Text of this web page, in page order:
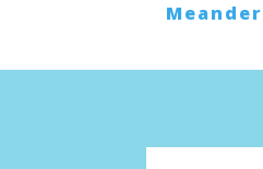
Meander